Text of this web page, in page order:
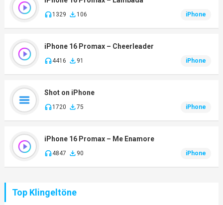
1329 106 iPhone
iPhone 16 Promax – Cheerleader
4416 91 iPhone
Shot on iPhone
1720 75 iPhone
iPhone 16 Promax – Me Enamore
4847 90 iPhone
Top Klingeltöne